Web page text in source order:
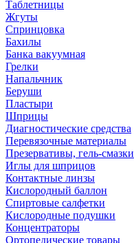
Таблетницы
Жгуты
Спринцовка
Бахилы
Банка вакуумная
Грелки
Напальчник
Беруши
Пластыри
Шприцы
Диагностические средства
Перевязочные материалы
Презервативы, гель-смазки
Иглы для шприцов
Контактные линзы
Кислородный баллон
Спиртовые салфетки
Кислородные подушки
Концентраторы
Ортопедические товары